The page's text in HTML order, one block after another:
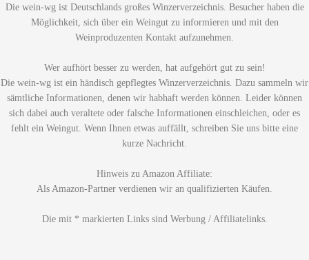
Die wein-wg ist Deutschlands großes Winzerverzeichnis. Besucher haben die
Möglichkeit, sich über ein Weingut zu informieren und mit den
Weinproduzenten Kontakt aufzunehmen.
Wer aufhört besser zu werden, hat aufgehört gut zu sein!
Die wein-wg ist ein händisch gepflegtes Winzerverzeichnis. Dazu sammeln wir
sämtliche Informationen, denen wir habhaft werden können. Leider können
sich dabei auch veraltete oder falsche Informationen einschleichen, oder es
fehlt ein Weingut. Wenn Ihnen etwas auffällt, schreiben Sie uns bitte eine
kurze Nachricht.
Hinweis zu Amazon Affiliate:
Als Amazon-Partner verdienen wir an qualifizierten Käufen.
Die mit * markierten Links sind Werbung / Affiliatelinks.